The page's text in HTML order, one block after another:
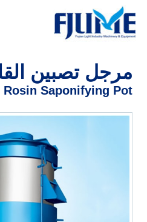
مرجل تصبين
Rosin Saponifying Pot